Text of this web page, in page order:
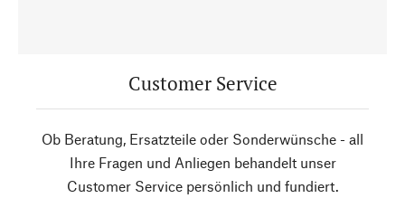
Customer Service
Ob Beratung, Ersatzteile oder Sonderwünsche - all
Ihre Fragen und Anliegen behandelt unser
Customer Service persönlich und fundiert.